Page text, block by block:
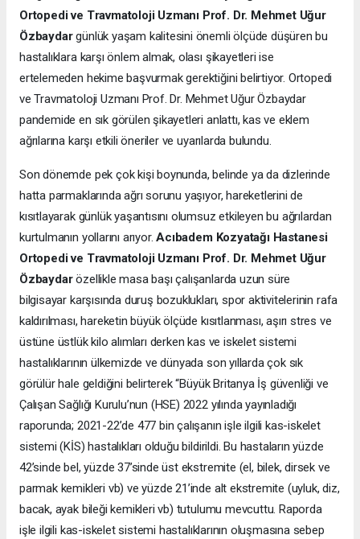
Ortopedi ve Travmatoloji Uzmanı Prof. Dr. Mehmet Uğur
Özbaydargünlük yaşam kalitesini önemli ölçüde düşüren bu
hastalıklara karşı önlem almak, olası şikayetleri ise
ertelemeden hekime başvurmak gerektiğini belirtiyor. Ortopedi
ve Travmatoloji Uzmanı Prof. Dr. Mehmet Uğur Özbaydar
pandemide en sık görülen şikayetleri anlattı, kas ve eklem
ağrılarına karşı etkili öneriler ve uyarılarda bulundu.
Son dönemde pek çok kişi boynunda, belinde ya da dizlerinde
hatta parmaklarında ağrı sorunu yaşıyor, hareketlerini de
kısıtlayarak günlük yaşantısını olumsuz etkileyen bu ağrılardan
kurtulmanın yollarını arıyor.Acıbadem Kozyatağı Hastanesi
Ortopedi ve Travmatoloji Uzmanı Prof. Dr. Mehmet Uğur
Özbaydarözellikle masa başı çalışanlarda uzun süre
bilgisayar karşısında duruş bozuklukları, spor aktivitelerinin rafa
kaldırılması, hareketin büyük ölçüde kısıtlanması, aşırı stres ve
üstüne üstlük kilo alımları derken kas ve iskelet sistemi
hastalıklarının ülkemizde ve dünyada son yıllarda çok sık
görülür hale geldiğini belirterek “Büyük Britanya İş güvenliği ve
Çalışan Sağlığı Kurulu’nun (HSE) 2022 yılında yayınladığı
raporunda; 2021-22’de 477 bin çalışanın işle ilgili kas-iskelet
sistemi (KİS) hastalıkları olduğu bildirildi. Bu hastaların yüzde
42’sinde bel, yüzde 37’sinde üst ekstremite (el, bilek, dirsek ve
parmak kemikleri vb) ve yüzde 21’inde alt ekstremite (uyluk, diz,
bacak, ayak bileği kemikleri vb) tutulumu mevcuttu. Raporda
işle ilgili kas-iskelet sistemi hastalıklarının oluşmasına sebep